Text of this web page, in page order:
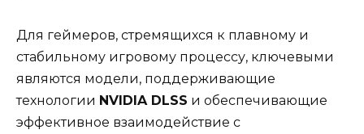
Для геймеров, стремящихся к плавному и
стабильному игровому процессу, ключевыми
являются модели, поддерживающие
технологии NVIDIA DLSS и обеспечивающие
эффективное взаимодействие с